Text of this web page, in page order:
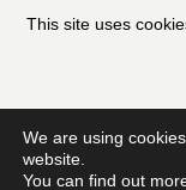
This site uses
We are using
website.
You can find out